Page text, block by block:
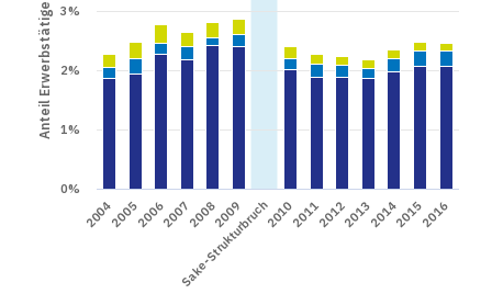
Anteil Erwerbstätige
200420052006200720082009
Sake-Strukturbruch2010201120122013201420152016
0%
1%
2%
3%